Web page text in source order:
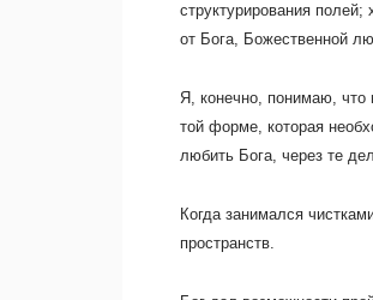
структурирования
от Бога, Божественной
Я, конечно, понимаю, что
той форме, которая
любить Бога, через те
Когда занимался
пространств.